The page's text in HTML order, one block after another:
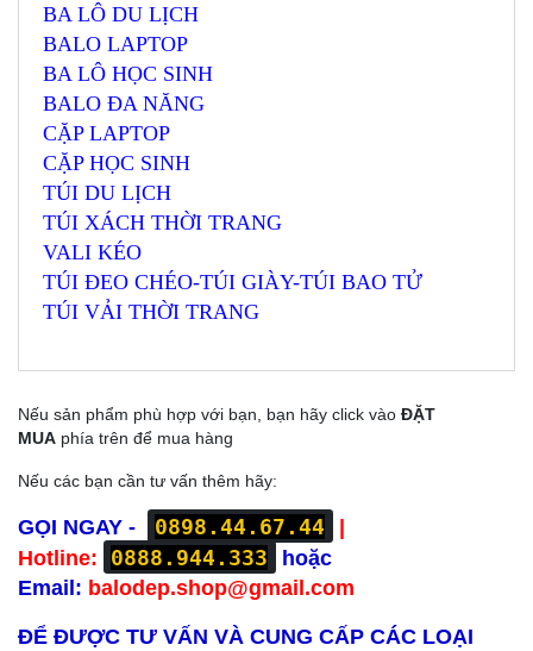
BA LÔ DU LỊCH
BALO LAPTOP
BA LÔ HỌC SINH
BALO ĐA NĂNG
CẶP LAPTOP
CẶP HỌC SINH
TÚI DU LỊCH
TÚI XÁCH THỜI TRANG
VALI KÉO
TÚI ĐEO CHÉO-TÚI GIÀY-TÚI BAO TỬ
TÚI VẢI THỜI TRANG
Nếu sản phẩm phù hợp với bạn, bạn hãy click vào ĐẶT
MUA phía trên để mua hàng
Nếu các bạn cần tư vấn thêm hãy:
GỌI NGAY - 0898.44.67.44
|
Hotline:
0888.944.333
hoặc
Email: balodep.shop@gmail.com
ĐỂ ĐƯỢC TƯ VẤN VÀ CUNG CẤP CÁC LOẠI